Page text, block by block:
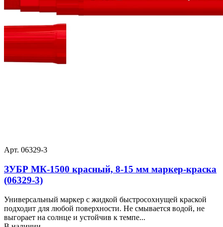
Арт. 06329-3
ЗУБР МК-1500 красный, 8-15 мм маркер-краска
(06329-3)
Универсальный маркер с жидкой быстросохнущей краской
подходит для любой поверхности. Не смывается водой, не
выгорает на солнце и устойчив к темпе...